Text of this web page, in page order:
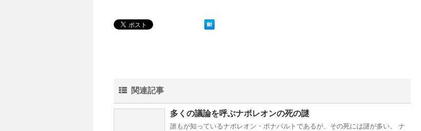
関連記事
多くの議論を呼ぶナポレオンの死の謎
誰もが知っているナポレオン・ボナパルトであるが、その死には謎が多い。 ナ